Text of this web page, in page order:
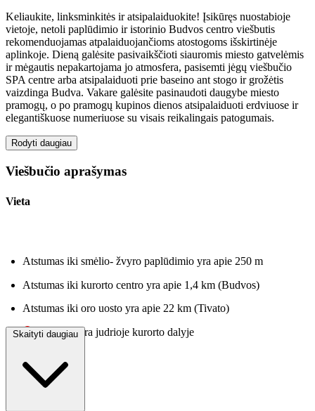
Keliaukite, linksminkitės ir atsipalaiduokite! Įsikūręs nuostabioje
vietoje, netoli paplūdimio ir istorinio Budvos centro viešbutis
rekomenduojamas atpalaiduojančioms atostogoms išskirtinėje
aplinkoje. Dieną galėsite pasivaikščioti siauromis miesto gatvelėmis
ir mėgautis nepakartojama jo atmosfera, pasisemti jėgų viešbučio
SPA centre arba atsipalaiduoti prie baseino ant stogo ir grožėtis
vaizdinga Budva. Vakare galėsite pasinaudoti daugybe miesto
pramogų, o po pramogų kupinos dienos atsipalaiduoti erdviuose ir
elegantiškuose numeriuose su visais reikalingais patogumais.
Rodyti daugiau
Viešbučio aprašymas
Vieta
Atstumas iki smėlio- žvyro paplūdimio yra apie 250 m
Atstumas iki kurorto centro yra apie 1,4 km (Budvos)
Atstumas iki oro uosto yra apie 22 km (Tivato)
Viešbutis yra judrioje kurorto dalyje
Skaityti daugiau